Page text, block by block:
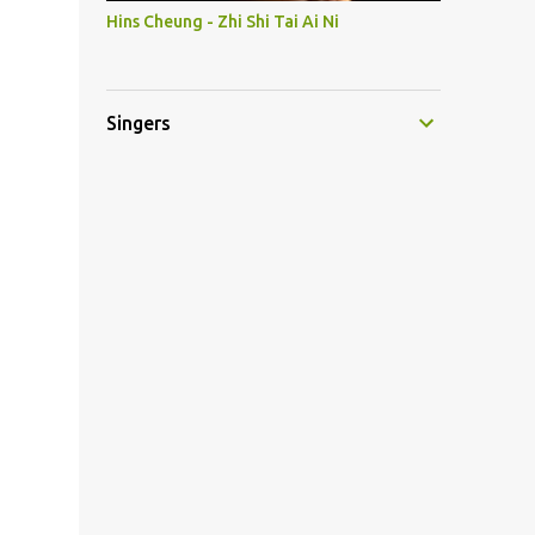
Hins Cheung - Zhi Shi Tai Ai Ni
Singers